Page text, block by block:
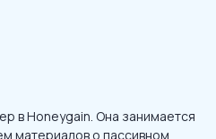
в Honeygain. Она занимается
материалов о пассивном